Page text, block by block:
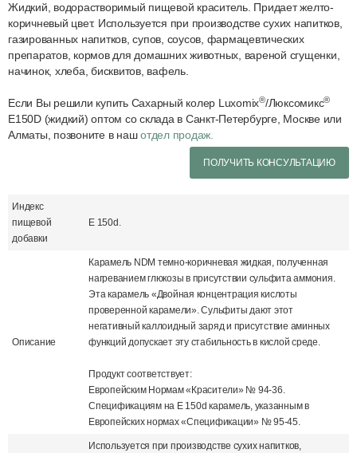
Жидкий, водорастворимый пищевой краситель. Придает желто-
коричневый цвет. Используется при производстве сухих напитков,
газированных напитков, супов, соусов, фармацевтических
препаратов, кормов для домашних животных, вареной сгущенки,
начинок, хлеба, бисквитов, вафель.
Если Вы решили купить Сахарный колер Luxomix®/Люксомикс®
Е150D (жидкий) оптом со склада в Санкт-Петербурге, Москве или
Алматы, позвоните в нашотдел продаж.
ПОЛУЧИТЬ КОНСУЛЬТАЦИЮ
Индекс
пищевой
добавки
Е 150d.
Описание
Карамель NDM темно-коричневая жидкая, полученная
нагреванием глюкозы в присутствии сульфита аммония.
Эта карамель «Двойная концентрация кислоты
проверенной карамели». Сульфиты дают этот
негативный каллоидный заряд и присутствие аминных
функций допускает эту стабильность в кислой среде.
Продукт соответствует:
Европейским Нормам «Красители» № 94-36.
Спецификациям на Е 150d карамель, указанным в
Европейских нормах «Спецификации» № 95-45.
Используется при производстве сухих напитков,